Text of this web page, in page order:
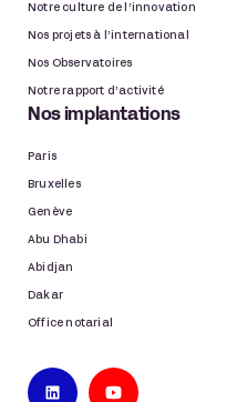
Notre culture de l’innovation
Nos projets à l’international
Nos Observatoires
Notre rapport d’activité
Nos implantations
Paris
Bruxelles
Genève
Abu Dhabi
Abidjan
Dakar
Office notarial